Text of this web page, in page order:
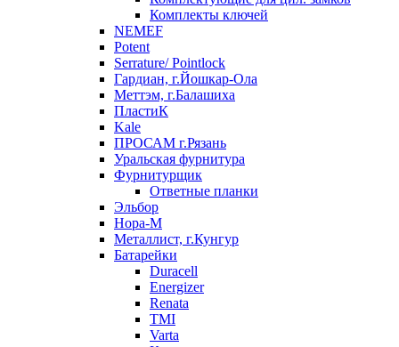
Комплекты ключей
NEMEF
Potent
Serrature/ Pointlock
Гардиан, г.Йошкар-Ола
Меттэм, г.Балашиха
ПластиК
Kale
ПРОСАМ г.Рязань
Уральская фурнитура
Фурнитурщик
Ответные планки
Эльбор
Нора-М
Металлист, г.Кунгур
Батарейки
Duracell
Energizer
Renata
TMI
Varta